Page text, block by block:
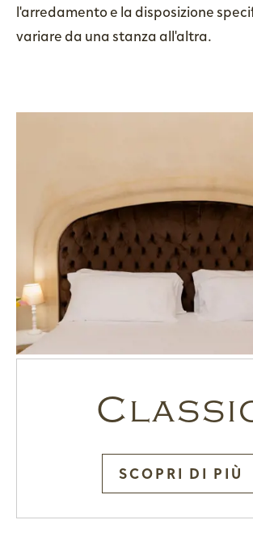
l'arredamento e la disposizione
variare da una stanza all'altra.
SCOPRI DI PIÙ